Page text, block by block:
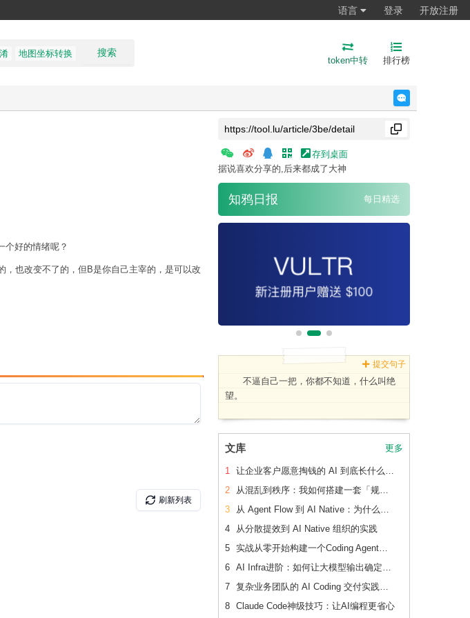
语言 登录 开放注册
搜索
地图坐标转换
token中转 排行榜
好的情绪呢？
也改变不了的，但B是你自己主宰的，是可以改
存到桌面
据说喜欢分享的,后来都成了大神
知鸦日报 每日精选
提交句子
不逼自己一把，你都不知道，什么叫绝
望。
文库 更多
1
让企业客户愿意掏钱的 AI 到底长什么样？
2
从混乱到秩序：我如何搭建一套「规范驱动」的 AI 协作开发体系
3
从 Agent Flow 到 AI Native：为什么通用 Agent 是“饮鸩止渴”
4
从分散提效到 AI Native 组织的实践
5
实战从零开始构建一个Coding Agent：Violin
6
AI Infra进阶：如何让大模型输出确定的结果
7
复杂业务团队的 AI Coding 交付实践：知识库、RD 流程和质量门禁
8 Claude Code神级技巧：让AI编程更省心